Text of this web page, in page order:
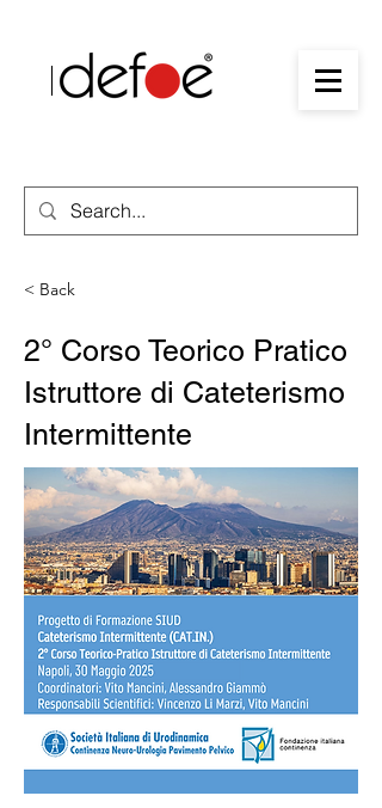
< Back
2° Corso Teorico Pratico
Istruttore di Cateterismo
Intermittente